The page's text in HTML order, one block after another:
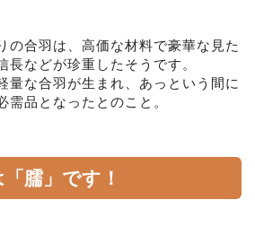
の合羽は、高価な材料で豪華な見た
長などが珍重したそうです。
量な合羽が生まれ、あっという間に
需品となったとのこと。
臑」です！